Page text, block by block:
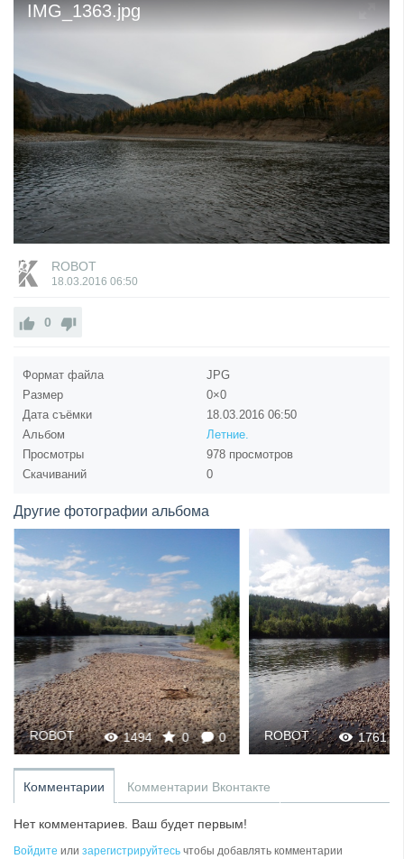
IMG_1363.jpg
ROBOT
18.03.2016 06:50
0
Формат файла
JPG
Размер
0×0
Дата съёмки
18.03.2016 06:50
Альбом
Летние.
Просмотры
978 просмотров
Скачиваний
0
Другие фотографии альбома
1494 0 0
ROBOT 1761
ROBOT
Комментарии Комментарии Вконтакте
Нет комментариев. Ваш будет первым!
Войдите или зарегистрируйтесь чтобы добавлять комментарии